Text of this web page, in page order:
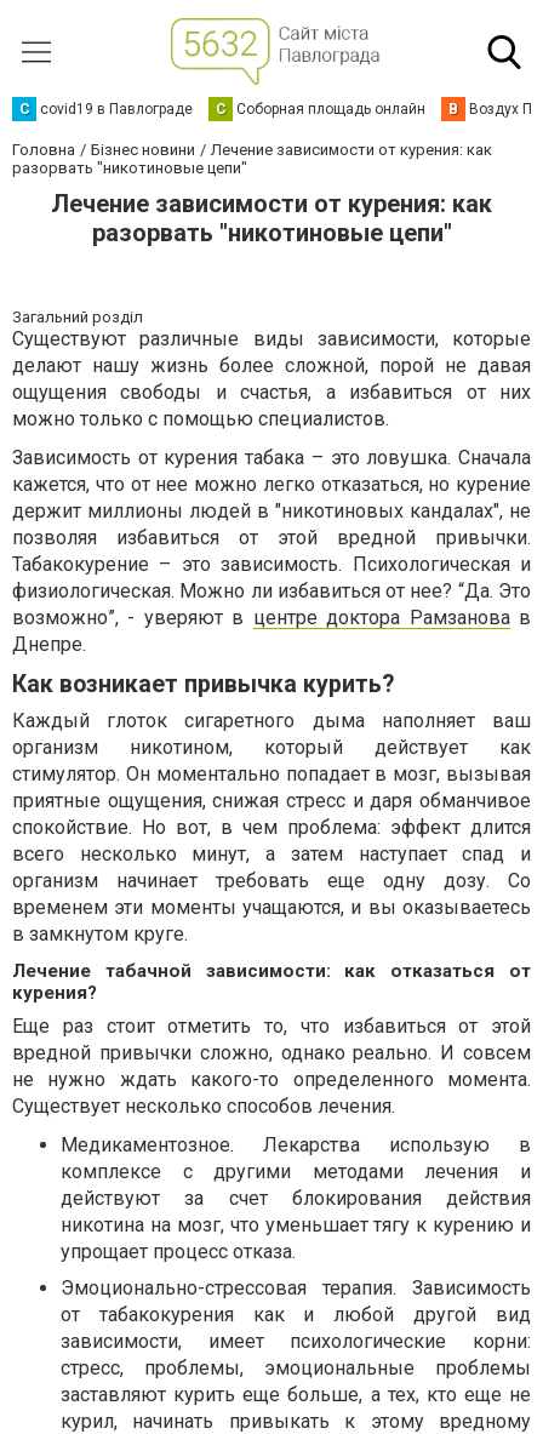
C covid19 в Павлограде С Соборная площадь онлайн В Воздух
Головна Бізнес новини
Лечение зависимости от курения: как
разорвать "никотиновые цепи"
Лечение зависимости от курения: как
разорвать "никотиновые цепи"
Загальний розділ
Существуют различные виды зависимости, которые
делают нашу жизнь более сложной, порой не давая
ощущения свободы и счастья, а избавиться от них
можно только с помощью специалистов.
Зависимость от курения табака – это ловушка. Сначала
кажется, что от нее можно легко отказаться, но курение
держит миллионы людей в "никотиновых кандалах", не
позволяя избавиться от этой вредной привычки.
Табакокурение – это зависимость. Психологическая и
физиологическая. Можно ли избавиться от нее? “Да. Это
возможно”, - уверяют в центре доктора Рамзановав
Днепре.
Как возникает привычка курить?
Каждый глоток сигаретного дыма наполняет ваш
организм никотином, который действует как
стимулятор. Он моментально попадает в мозг, вызывая
приятные ощущения, снижая стресс и даря обманчивое
спокойствие. Но вот, в чем проблема: эффект длится
всего несколько минут, а затем наступает спад и
организм начинает требовать еще одну дозу. Со
временем эти моменты учащаются, и вы оказываетесь
в замкнутом круге.
Лечение табачной зависимости: как отказаться от
курения?
Еще раз стоит отметить то, что избавиться от этой
вредной привычки сложно, однако реально. И совсем
не нужно ждать какого-то определенного момента.
Существует несколько способов лечения.
Медикаментозное. Лекарства использую в
комплексе с другими методами лечения и
действуют за счет блокирования действия
никотина на мозг, что уменьшает тягу к курению и
упрощает процесс отказа.
Эмоционально-стрессовая терапия. Зависимость
от табакокурения как и любой другой вид
зависимости, имеет психологические корни:
стресс, проблемы, эмоциональные проблемы
заставляют курить еще больше, а тех, кто еще не
курил, начинать привыкать к этому вредному